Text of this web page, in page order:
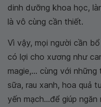
dinh dưỡng khoa học,
là vô cùng cần thiết.
Vì vậy, mọi người cần
có lợi cho xương như
magie,... cùng với
sữa, rau xanh, hoa quả
yến mạch…để giúp